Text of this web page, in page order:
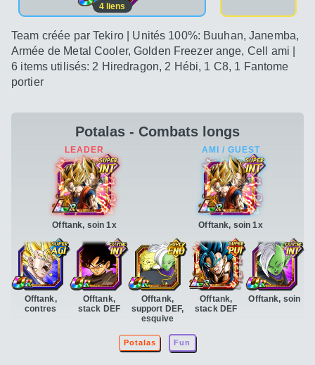
4 liens
Team créée par Tekiro | Unités 100%: Buuhan, Janemba,
Armée de Metal Cooler, Golden Freezer ange, Cell ami |
6 items utilisés: 2 Hiredragon, 2 Hébi, 1 C8, 1 Fantome
portier
Potalas - Combats longs
Offtank, soin 1x
Offtank,
contres
Offtank,
stack DEF
Offtank,
support DEF,
esquive
Offtank,
stack DEF
Offtank, soin
Offtank, soin 1x
Potalas Fun